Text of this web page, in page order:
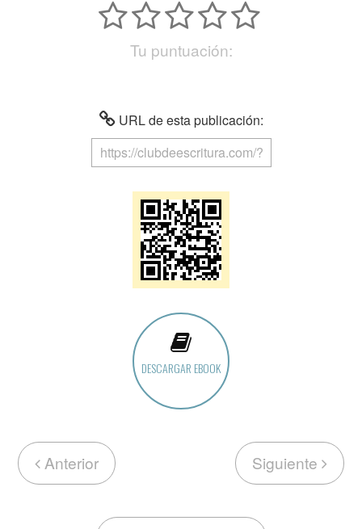
Tu puntuación:
URL de esta publicación:
DESCARGAR EBOOK
Anterior Siguiente